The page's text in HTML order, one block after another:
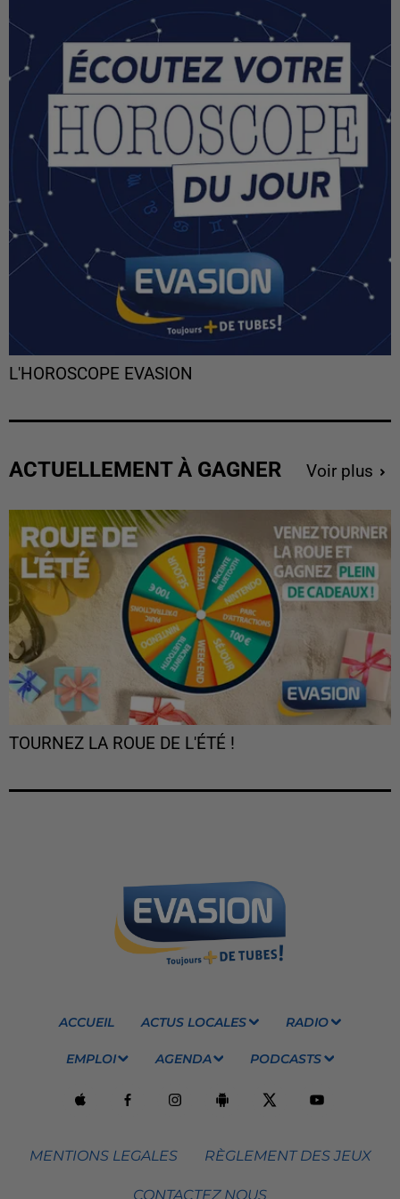
L'HOROSCOPE EVASION
ACTUELLEMENT À GAGNER Voir plus
TOURNEZ LA ROUE DE L'ÉTÉ !
ACCUEIL ACTUS LOCALES RADIO
EMPLOI AGENDA PODCASTS
MENTIONS LEGALES RÈGLEMENT DES JEUX
CONTACTEZ NOUS